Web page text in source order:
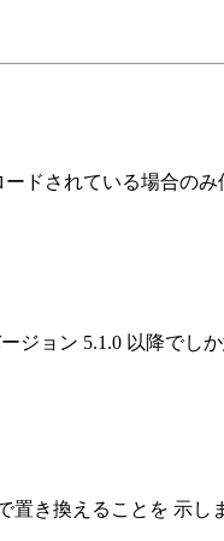
ドされている場合のみ
ジョン 5.1.0 以降でし
き換えることを 示し